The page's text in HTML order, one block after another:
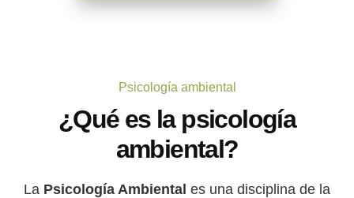
Psicología ambiental
¿Qué es la psicología
ambiental?
La Psicología Ambiental es una disciplina de la